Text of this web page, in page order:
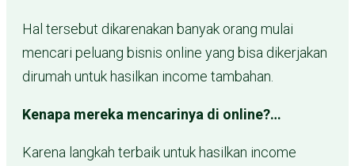
Hal tersebut dikarenakan banyak orang mulai
mencari peluang bisnis online yang bisa dikerjakan
dirumah untuk hasilkan income tambahan.
Kenapa mereka mencarinya di online?…
Karena langkah terbaik untuk hasilkan income